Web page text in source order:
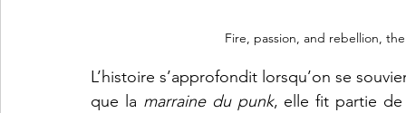
Fire, passion, and rebellion,
L’histoire s’approfondit lorsqu’on se
que la marraine du punk, elle fit partie